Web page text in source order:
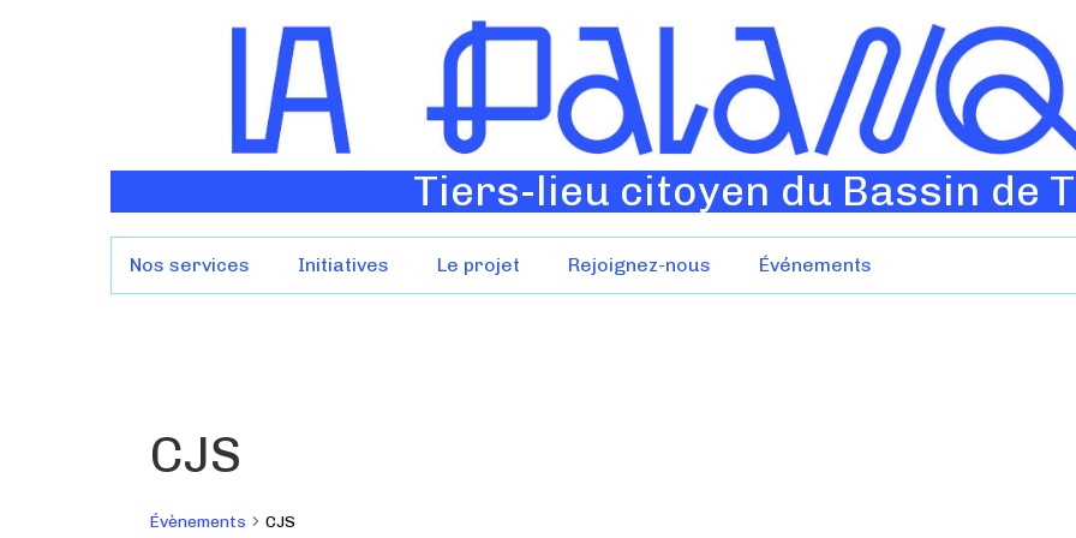
Tiers-lieu citoyen du Bassin de
Nos services Initiatives Le projet Rejoignez-nous Événements
CJS
Évènements CJS